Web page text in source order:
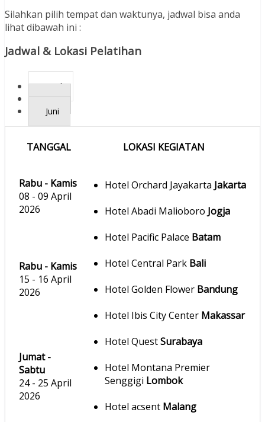
Silahkan pilih tempat dan waktunya, jadwal bisa anda
lihat dibawah ini :
Jadwal & Lokasi Pelatihan
April
Juni
TANGGAL LOKASI KEGIATAN
Rabu - Kamis
08 - 09 April
2026
Hotel Orchard Jayakarta Jakarta
Hotel Abadi Malioboro Jogja
Hotel Pacific Palace Batam
Hotel Central Park Bali
Hotel Golden Flower Bandung
Hotel Ibis City Center Makassar
Hotel QuestSurabaya
Hotel Montana Premier
Senggigi Lombok
Hotel acsent Malang
Rabu - Kamis
15 - 16 April
2026
Jumat -
Sabtu
24 - 25 April
2026